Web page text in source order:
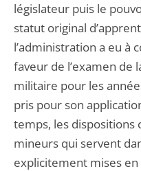
législateur puis le
statut original
l’administration a eu à
faveur de l’examen de
militaire pour les
pris pour son
temps, les dispositions
mineurs qui servent
explicitement mises